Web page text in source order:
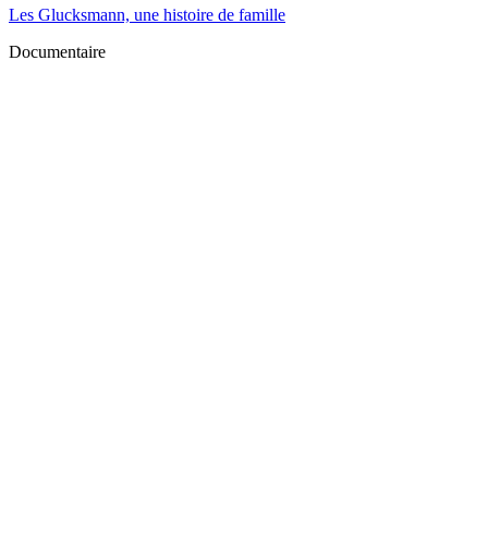
Les Glucksmann, une histoire de famille
Documentaire